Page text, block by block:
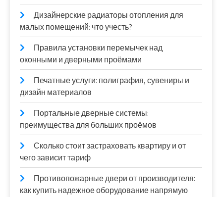
Дизайнерские радиаторы отопления для
малых помещений: что учесть?
Правила установки перемычек над
оконными и дверными проёмами
Печатные услуги: полиграфия, сувениры и
дизайн материалов
Портальные дверные системы:
преимущества для больших проёмов
Сколько стоит застраховать квартиру и от
чего зависит тариф
Противопожарные двери от производителя:
как купить надежное оборудование напрямую